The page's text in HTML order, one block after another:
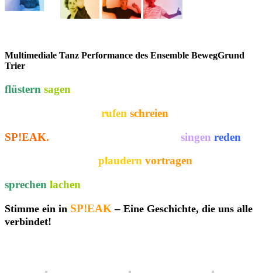
Multimediale Tanz Performance des Ensemble BewegGrund
Trier
flüstern sagen
rufen schreien
SP!EAK. singen reden
plaudern vortragen
sprechen lachen
Stimme ein in SP!EAK– Eine Geschichte, die uns alle
verbindet!